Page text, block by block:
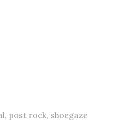
, post rock, shoegaze